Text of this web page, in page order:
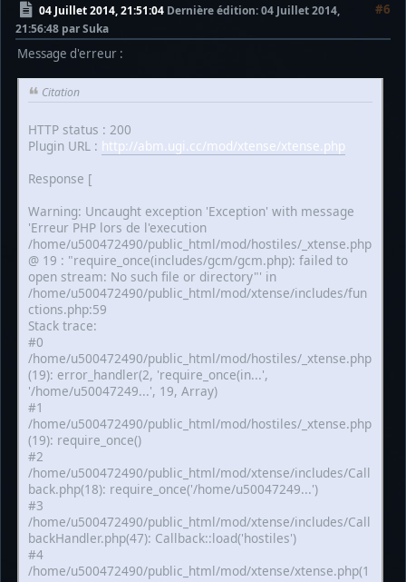
04 Juillet 2014, 21:51:04 #6
Dernière édition: 04 Juillet 2014,
21:56:48 par Suka
Message d'erreur :
Citation
HTTP status : 200
Plugin URL : http://abm.ugi.cc/mod/xtense/xtense.php
Response [
Warning: Uncaught exception 'Exception' with message
'Erreur PHP lors de l'execution
/home/u500472490/public_html/mod/hostiles/_xtense.php
@ 19 : "require_once(includes/gcm/gcm.php): failed to
open stream: No such file or directory"' in
/home/u500472490/public_html/mod/xtense/includes/fun
ctions.php:59
Stack trace:
#0
/home/u500472490/public_html/mod/hostiles/_xtense.php
(19): error_handler(2, 'require_once(in...',
'/home/u50047249...', 19, Array)
#1
/home/u500472490/public_html/mod/hostiles/_xtense.php
(19): require_once()
#2
/home/u500472490/public_html/mod/xtense/includes/Call
back.php(18): require_once('/home/u50047249...')
#3
/home/u500472490/public_html/mod/xtense/includes/Call
backHandler.php(47): Callback::load('hostiles')
#4
/home/u500472490/public_html/mod/xtense/xtense.php(1